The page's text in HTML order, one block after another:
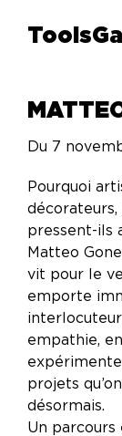
Du 7
Pourquoi
décorateurs,
pressent-ils
Matteo
vit pour le
emporte
empathie,
projets
désormais.
Un parcours